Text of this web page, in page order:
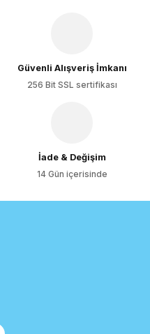
Güvenli Alışveriş İmkanı
256 Bit SSL sertifikası
İade & Değişim
14 Gün içerisinde